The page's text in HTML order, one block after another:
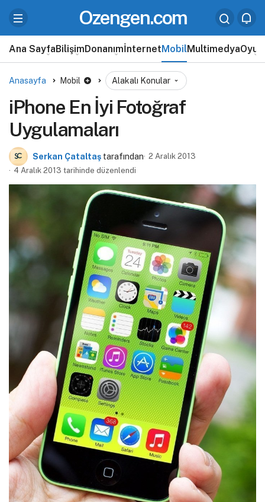
Ozengen.com
Ana SayfaBilişimDonanımİnternetMobilMultimedyaOyun
Anasayfa Mobil Alakalı Konular
iPhone En İyi Fotoğraf
Uygulamaları
Serkan Çataltaş tarafından 2 Aralık 2013
4 Aralık 2013 tarihinde düzenlendi